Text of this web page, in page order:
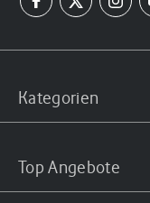
Kategorien
Top Angebote